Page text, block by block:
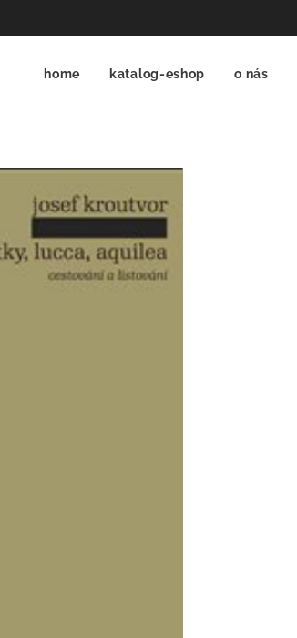
home katalog-eshop o nás